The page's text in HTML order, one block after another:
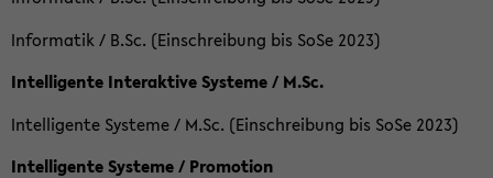
Informatik / B.Sc. (Einschreibung bis SoSe 2023)
Intelligente Interaktive Systeme / M.Sc.
Intelligente Systeme / M.Sc. (Einschreibung bis SoSe 2023)
Intelligente Systeme / Promotion